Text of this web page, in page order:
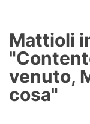
Formello
Infortuni
Primavera
Mattioli
venuto,
cosa"